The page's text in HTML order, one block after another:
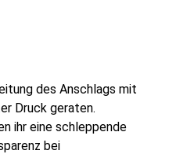
des Anschlags mit
Druck geraten.
ihr eine schleppende
bei